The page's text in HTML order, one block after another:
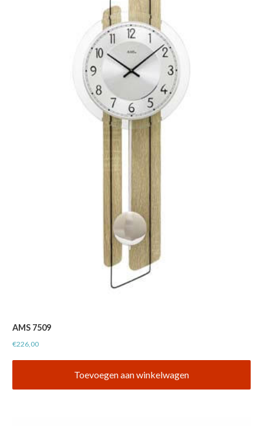
AMS 7509
€226,00
Toevoegen aan winkelwagen